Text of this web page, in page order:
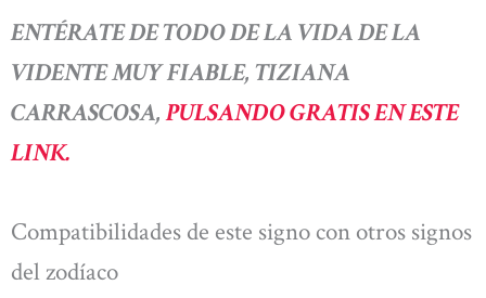
ENTÉRATE DE TODO DE LA VIDA DE LA
VIDENTE MUY FIABLE, TIZIANA
CARRASCOSA,PULSANDO GRATIS EN ESTE
LINK.
Compatibilidades de este signo con otros signos
del zodíaco